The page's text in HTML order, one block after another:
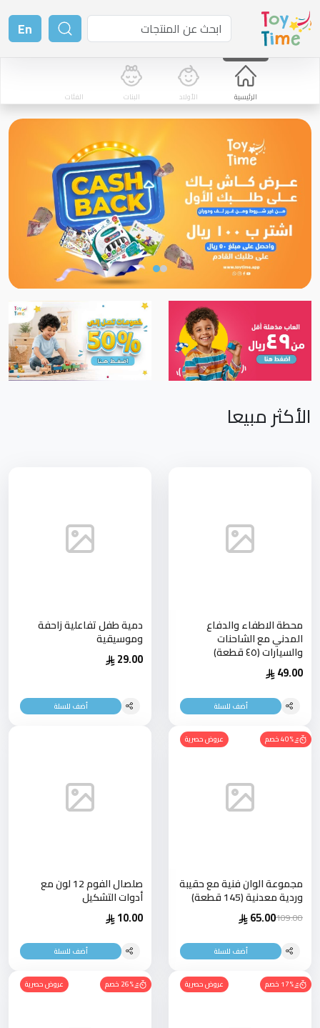
En
الرئيسية الأولاد البنات الفئات
الأكثر مبيعا
محطة الاطفاء والدفاع
المدني مع الشاحنات
والسيارات (٤٥ قطعة)
49.00
أضف للسلة
دمية طفل تفاعلية زاحفة
وموسيقية
29.00
أضف للسلة
40% خصم عروض حصرية
مجموعة الوان فنية مع حقيبة
وردية معدنية (145 قطعة)
109.00
65.00
أضف للسلة
صلصال الفوم 12 لون مع
أدوات التشكيل
10.00
أضف للسلة
17% خصم عروض حصرية 26% خصم عروض حصرية